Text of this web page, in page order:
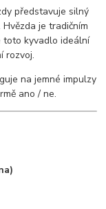
představuje silný
je tradičním
toto kyvadlo ideální
rozvoj.
na jemné impulzy
ano / ne.